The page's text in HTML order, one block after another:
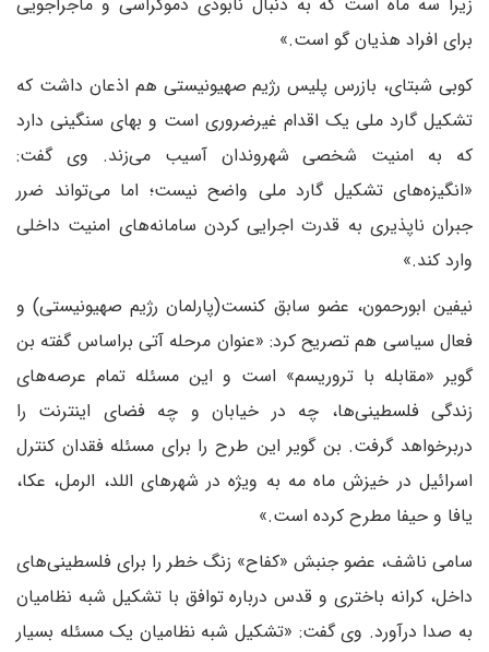
برای افراد هذیان گو است.»
کوبی شبتای، بازرس پلیس رژیم صهیونیستی هم اذعان داشت که‌
تشکیل گارد ملی یک اقدام غیرضروری است و بهای سنگینی دارد
که به امنیت شخصی شهروندان آسیب می‌زند. وی گفت:
«انگیزه‌های تشکیل گارد ملی واضح نیست؛ اما می‌تواند ضرر
جبران ناپذیری به قدرت اجرایی کردن سامانه‌های امنیت داخلی
وارد کند.»
نیفین ابورحمون، عضو سابق کنست(پارلمان رژیم صهیونیستی) و
فعال سیاسی هم تصریح کرد: «عنوان مرحله آتی براساس گفته بن
گویر «مقابله با تروریسم» است و این مسئله تمام عرصه‌های
زندگی فلسطینی‌ها، چه در خیابان و چه فضای اینترنت را
دربرخواهد گرفت. بن گویر این طرح را برای مسئله فقدان کنترل
اسرائیل در خیزش ماه مه به ویژه در شهرهای اللد، الرمل، عکا،
یافا و حیفا مطرح کرده است.»
سامی ناشف، عضو جنبش «کفاح» زنگ خطر را برای فلسطینی‌های
داخل، کرانه باختری و قدس درباره توافق با تشکیل شبه نظامیان
به صدا درآورد. وی گفت: «تشکیل شبه نظامیان یک مسئله بسیار